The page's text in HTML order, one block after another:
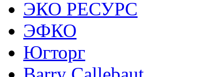
ЭКО РЕСУРС
ЭФКО
Югторг